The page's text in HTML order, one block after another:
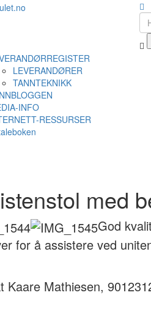
LEVERANDØRER
TANNTEKNIKK
INFO
RESSURSER
med
God
for å assistere ved
Kaare Mathiesen,